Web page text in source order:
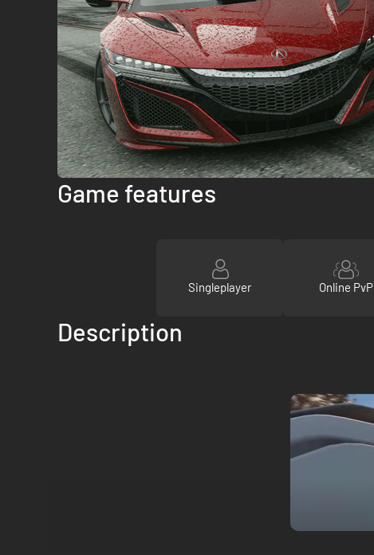
Game features
Singleplayer Online PvP
Description